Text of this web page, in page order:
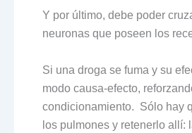
Y por último, debe poder
neuronas que poseen los
Si una droga se fuma y su
modo causa-efecto,
condicionamiento. Sólo hay
los pulmones y retenerlo